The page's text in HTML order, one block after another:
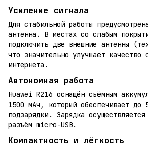
Усиление сигнала
Для стабильной работы
антенна. В местах со слабым
подключить две внешние антенны
что значительно улучшает качество
интернета.
Автономная работа
Huawei R216 оснащён съёмным
1500 мАч, который обеспечивает до
подзарядки. Зарядка
разъём micro-USB.
Компактность и лёгкость